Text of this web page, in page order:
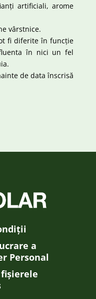
artificiali, arome
vârstnice.
fi diferite în funcție
în nici un fel
de data înscrisă
a
Personal